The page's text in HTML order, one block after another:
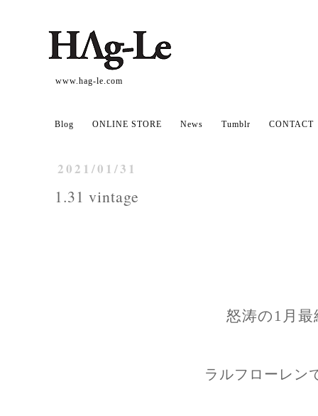
www.hag-le.com
Blog ONLINE STORE News Tumblr CONTACT
2021/01/31
1.31 vintage
怒涛の1月最
ラルフローレン